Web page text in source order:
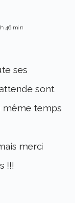
46 min
ses
sont
même temps
merci
!!!